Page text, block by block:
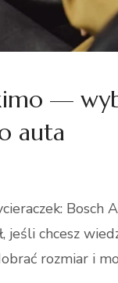
—
auta
Bosch
jeśli chcesz
rozmiar i